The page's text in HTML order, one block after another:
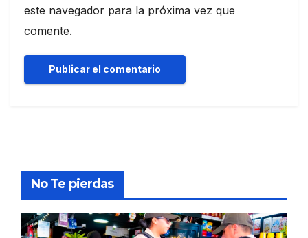
este navegador para la próxima vez que
comente.
No Te pierdas